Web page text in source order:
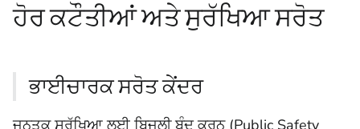
ਹੋਰ ਕਟੌਤੀਆਂ ਅਤੇ ਸੁਰੱਖਿਆ ਸਰੋਤ
ਭਾਈਚਾਰਕ ਸਰੋਤ ਕੇਂਦਰ
ਜਨਤਕ ਸੁਰੱਖਿਆ ਲਈ ਬਿਜਲੀ ਬੰਦ ਕਰਨ (Public Safety